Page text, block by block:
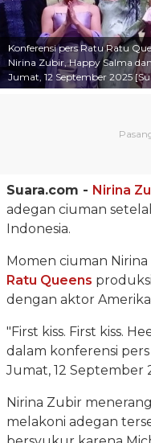
Konferensi pers Ratu Ratu
Nirina Zubir, Happy Salma
Jumat, 12 September 2025
Suara.com - Nirina
adegan ciuman
Indonesia.
Momen ciuman
Ratu Queens
dengan aktor
"First kiss. First kiss.
dalam konferensi
Jumat, 12 September
Nirina Zubir
melakoni adegan